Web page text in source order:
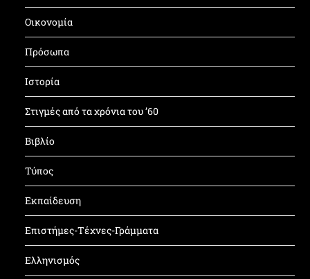
Οικονομία
Πρόσωπα
Ιστορία
Στιγμές από τα χρόνια του ’60
Βιβλίο
Τύπος
Εκπαίδευση
Επιστήμες-Τέχνες-Γράμματα
Ελληνισμός